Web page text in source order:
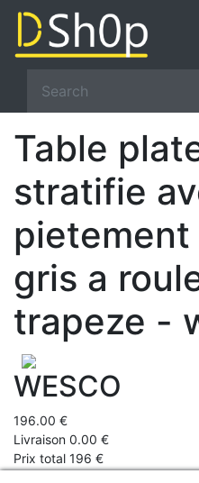
Table
stratifie
pietement
gris a
trapeze -
WESCO
196.00 €
Livraison 0.00 €
Prix total 196 €